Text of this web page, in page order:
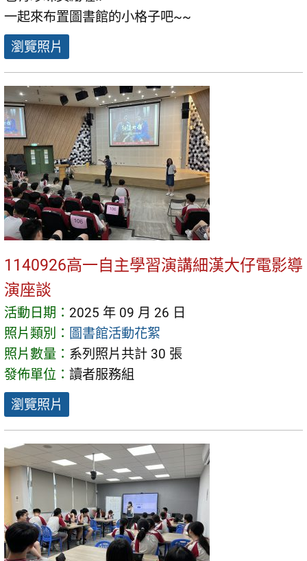
一起來布置圖書館的小格子吧~~
瀏覽照片
1140926高一自主學習演講細漢大仔電影導
演座談
活動日期： 2025 年 09 月 26 日
照片類別： 圖書館活動花絮
照片數量： 系列照片共計 30 張
發佈單位： 讀者服務組
瀏覽照片